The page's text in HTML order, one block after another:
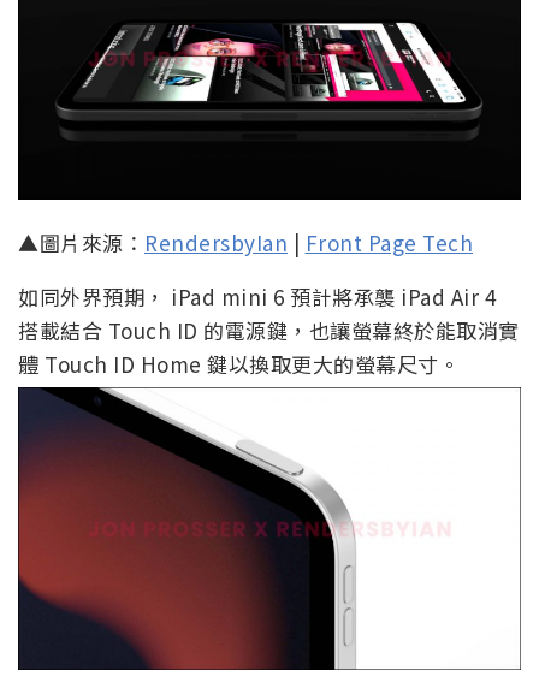
▲圖片來源： RendersbyIan | Front Page Tech
如同外界預期， iPad mini 6 預計將承襲 iPad Air 4
搭載結合 Touch ID 的電源鍵，也讓螢幕終於能取消實
體 Touch ID Home 鍵以換取更大的螢幕尺寸。